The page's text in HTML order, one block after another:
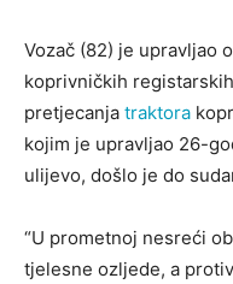
Vozač (82) je upravljao
koprivničkih
pretjecanja traktora
kojim je upravljao 26-
ulijevo, došlo je do
“U prometnoj nesreći
tjelesne ozljede, a